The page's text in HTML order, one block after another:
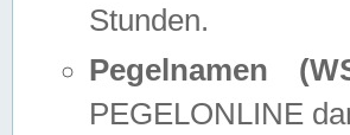
Stunden.
Pegelnamen
PEGELONLINE